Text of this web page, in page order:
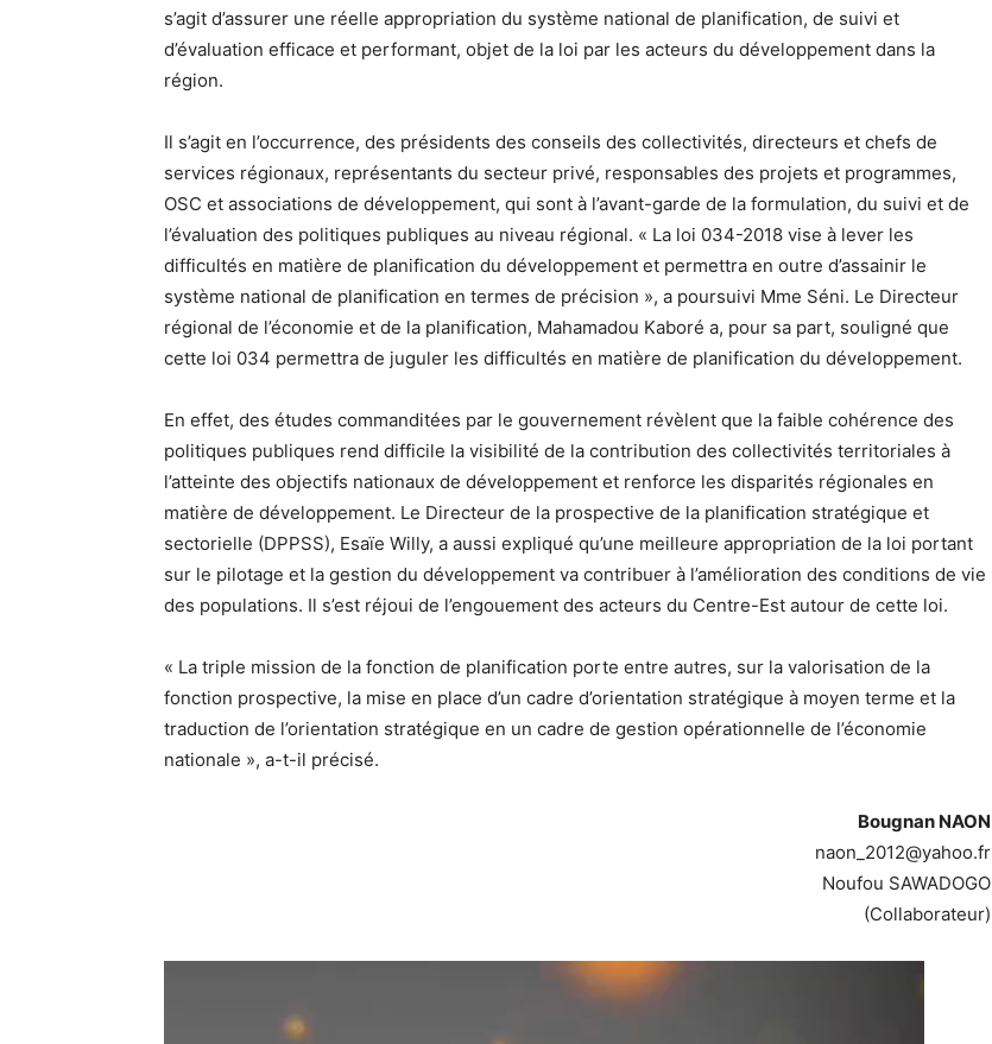
s’agit d’assurer une réelle appropriation du système national de planification, de suivi et
d’évaluation efficace et performant, objet de la loi par les acteurs du développement dans la
région.
Il s’agit en l’occurrence, des présidents des conseils des collectivités, directeurs et chefs de
services régionaux, représentants du secteur privé, responsables des projets et programmes,
OSC et associations de développement, qui sont à l’avant-garde de la formulation, du suivi et de
l’évaluation des politiques publiques au niveau régional. « La loi 034-2018 vise à lever les
difficultés en matière de planification du développement et permettra en outre d’assainir le
système national de planification en termes de précision », a poursuivi Mme Séni. Le Directeur
régional de l’économie et de la planification, Mahamadou Kaboré a, pour sa part, souligné que
cette loi 034 permettra de juguler les difficultés en matière de planification du développement.
En effet, des études commanditées par le gouvernement révèlent que la faible cohérence des
politiques publiques rend difficile la visibilité de la contribution des collectivités territoriales à
l’atteinte des objectifs nationaux de développement et renforce les disparités régionales en
matière de développement. Le Directeur de la prospective de la planification stratégique et
sectorielle (DPPSS), Esaïe Willy, a aussi expliqué qu’une meilleure appropriation de la loi portant
sur le pilotage et la gestion du développement va contribuer à l’amélioration des conditions de vie
des populations. Il s’est réjoui de l’engouement des acteurs du Centre-Est autour de cette loi.
« La triple mission de la fonction de planification porte entre autres, sur la valorisation de la
fonction prospective, la mise en place d’un cadre d’orientation stratégique à moyen terme et la
traduction de l’orientation stratégique en un cadre de gestion opérationnelle de l’économie
nationale », a-t-il précisé.
Bougnan NAON
naon_2012@yahoo.fr
Noufou SAWADOGO
(Collaborateur)
Lecteur